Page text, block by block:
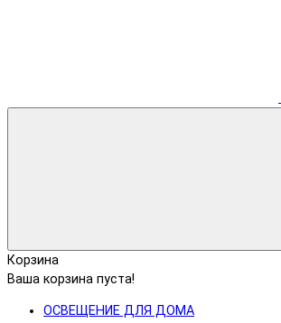
Корзина
Ваша корзина пуста!
ОСВЕЩЕНИЕ ДЛЯ ДОМА